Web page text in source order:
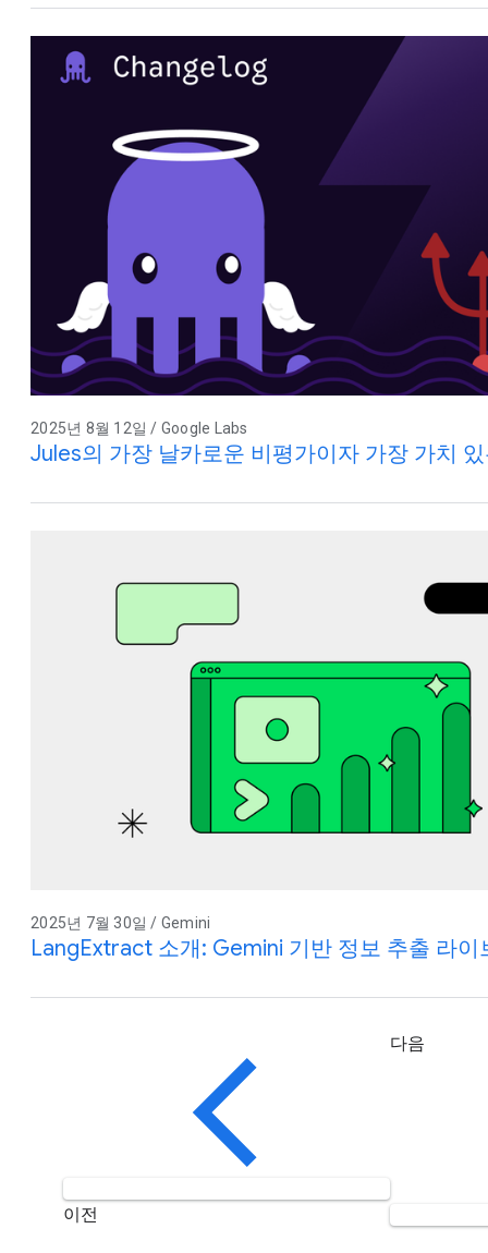
2025년 8월 12일 / Google Labs
Jules의 가장 날카로운 비평가이자 가장 가치
2025년 7월 30일 / Gemini
LangExtract 소개: Gemini 기반 정보 추출 라이
이전
다음